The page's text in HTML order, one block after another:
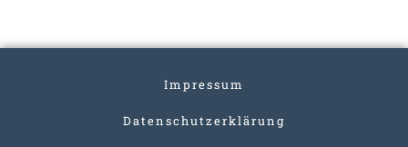
Impressum
Datenschutzerklärung